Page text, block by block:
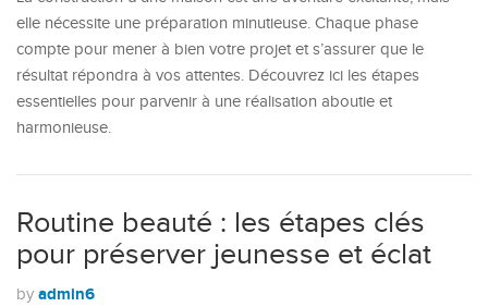
elle nécessite une préparation minutieuse. Chaque phase
compte pour mener à bien votre projet et s’assurer que le
résultat répondra à vos attentes. Découvrez ici les étapes
essentielles pour parvenir à une réalisation aboutie et
harmonieuse.
Routine beauté : les étapes clés
pour préserver jeunesse et éclat
by admin6